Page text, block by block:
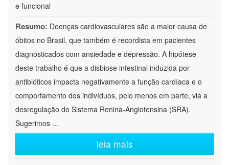
e funcional
Resumo: Doenças cardiovasculares são a maior causa de
óbitos no Brasil, que também é recordista em pacientes
diagnosticados com ansiedade e depressão. A hipótese
deste trabalho é que a disbiose intestinal induzida por
antibióticos impacta negativamente a função cardíaca e o
comportamento dos indivíduos, pelo menos em parte, via a
desregulação do Sistema Renina-Angiotensina (SRA).
Sugerimos ...
leia mais